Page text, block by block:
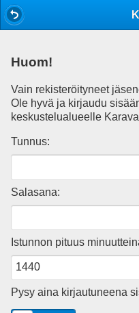
Huom!
Vain rekisteröityneet
Ole hyvä ja kirjaudu
keskustelualueelle
Tunnus:
Salasana:
Istunnon pituus
Pysy aina kirjautuneena